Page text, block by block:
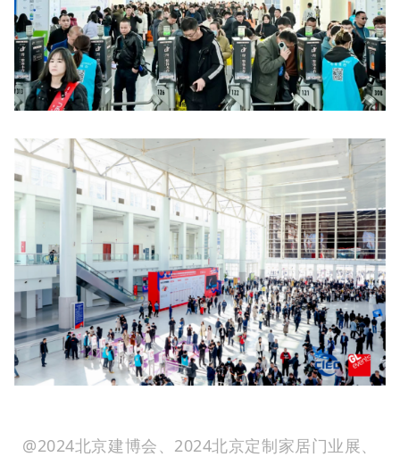
@2024北京建博会、2024北京定制家居门业展、